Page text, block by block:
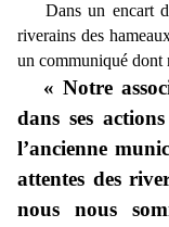
Dans un encart de
riverains des
un communiqué dont
« Notre
dans ses
l’ancienne
attentes des
nous nous